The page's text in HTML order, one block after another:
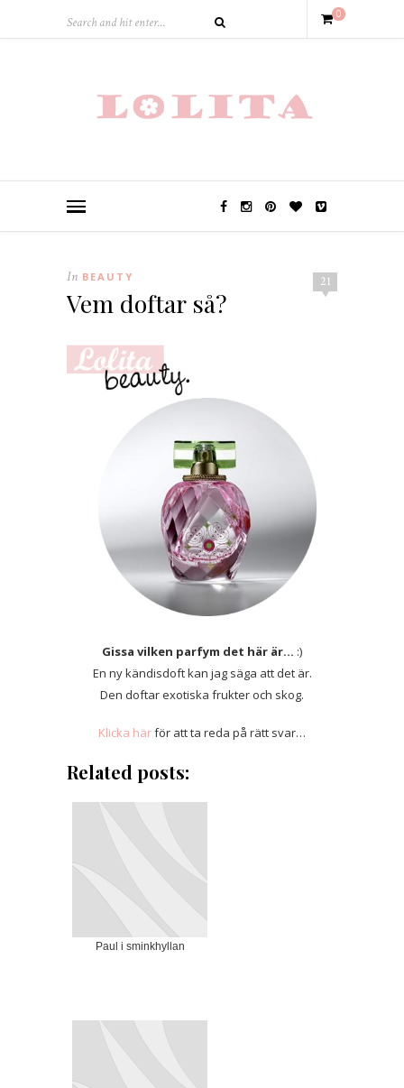
0
21
In BEAUTY
Vem doftar så?
Gissa vilken parfym det här är… :)
En ny kändisdoft kan jag säga att det är.
Den doftar exotiska frukter och skog.
Klicka härför att ta reda på rätt svar…
Related posts:
Paul i sminkhyllan